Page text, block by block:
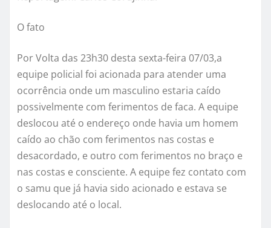
O fato
Por Volta das 23h30 desta sexta-feira 07/03,a
equipe policial foi acionada para atender uma
ocorrência onde um masculino estaria caído
possivelmente com ferimentos de faca. A equipe
deslocou até o endereço onde havia um homem
caído ao chão com ferimentos nas costas e
desacordado, e outro com ferimentos no braço e
nas costas e consciente. A equipe fez contato com
o samu que já havia sido acionado e estava se
deslocando até o local.